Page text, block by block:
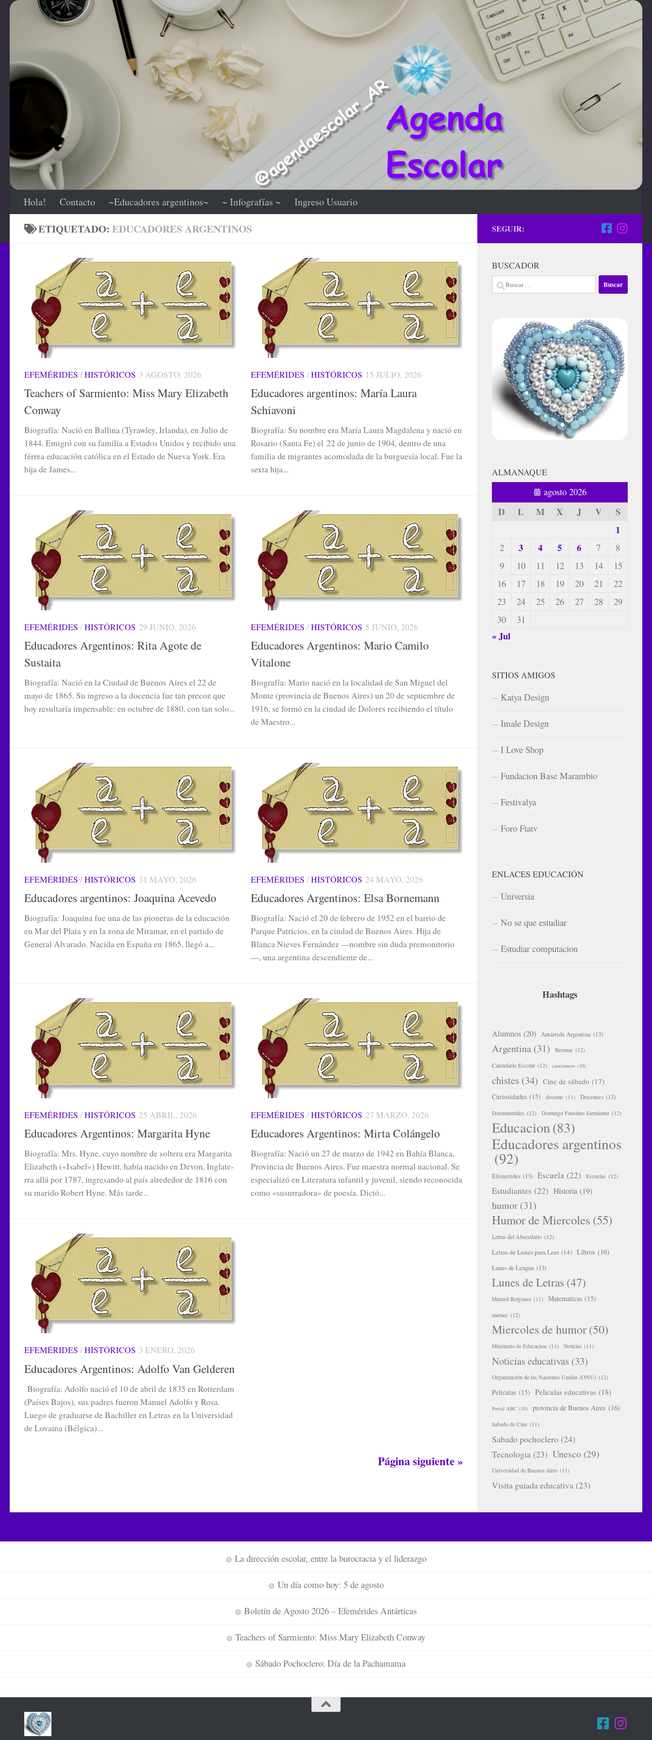
Saltar al contenido
Hola! Contacto ~Educadores argentinos~ ~ Infografías ~ Ingreso Usuario
ETIQUETADO: EDUCADORES ARGENTINOS
EFEMÉRIDES /HISTÓRICOS 3 AGOSTO, 2026
Teachers of Sarmiento: Miss Mary Elizabeth
Conway
Biografía: Nació en Ballina (Tyrawley, Irlanda), en Julio de
1844. Emigró con su familia a Estados Unidos y recibido una
férrea educación católica en el Estado de Nueva York. Era
hija de James...
EFEMÉRIDES /HISTÓRICOS 15 JULIO, 2026
Educadores argentinos: María Laura
Schiavoni
Biografía: Su nombre era María Laura Magdalena y nació en
Rosario (Santa Fe) el 22 de junio de 1904, dentro de una
familia de migrantes acomodada de la burguesía local. Fue la
sexta hija...
EFEMÉRIDES /HISTÓRICOS 29 JUNIO, 2026
Educadores Argentinos: Rita Agote de
Sustaita
Biografía: Nació en la Ciudad de Buenos Aires el 22 de
mayo de 1865. Su ingreso a la docencia fue tan precoz que
hoy resultaría impensable: en octubre de 1880, con tan solo...
EFEMÉRIDES /HISTÓRICOS 5 JUNIO, 2026
Educadores Argentinos: Mario Camilo
Vitalone
Biografía: Mario nació en la localidad de San Miguel del
Monte (provincia de Buenos Aires) un 20 de septiembre de
1916, se formó en la ciudad de Dolores recibiendo el título
de Maestro...
EFEMÉRIDES /HISTÓRICOS 31 MAYO, 2026
Educadores argentinos: Joaquina Acevedo
Biografía: Joaquina fue una de las pioneras de la educación
en Mar del Plata y en la zona de Miramar, en el partido de
General Alvarado. Nacida en España en 1865, llegó a...
EFEMÉRIDES /HISTÓRICOS 24 MAYO, 2026
Educadores Argentinos: Elsa Bornemann
Biografía: Nació el 20 de febrero de 1952 en el barrio de
Parque Patricios, en la ciudad de Buenos Aires. Hija de
Blanca Nieves Fernández —nombre sin duda premonitorio
—, una argentina descendiente de...
EFEMÉRIDES /HISTÓRICOS 25 ABRIL, 2026
Educadores Argentinos: Margarita Hyne
Biografía: Mrs. Hy­ne, cu­yo nom­bre de sol­te­ra era Margarita
Elizabeth («Isa­bel») He­witt, ha­bía na­ci­do en De­von, In­gla­te­
rra allá por 1787, in­gre­san­do al país al­re­de­dor de 1816 con
su ma­ri­do Ro­bert Hy­ne. Más tar­de...
EFEMÉRIDES /HISTÓRICOS 27 MARZO, 2026
Educadores Argentinos: Mirta Colángelo
Biografía: Nació un 27 de marzo de 1942 en Bahía Blanca,
Provincia de Buenos Aires. Fue maestra normal nacional. Se
especializó en Literatura infantil y juvenil, siendo reconocida
como «susurradora» de poesía. Dictó...
EFEMÉRIDES /HISTÓRICOS 3 ENERO, 2026
Educadores Argentinos: Adolfo Van Gelderen
Biografía: Adolfo nació el 10 de abril de 1835 en Rotterdam
(Países Bajos), sus padres fueron Manuel Adolfo y Rosa.
Luego de graduarse de Bachiller en Letras en la Universidad
de Lovaina (Bélgica)...
Página siguiente »
SEGUIR:
BUSCADOR
Buscar:
ALMANAQUE
agosto 2026
D L M X J V
S
1
2 3 4 5 6 7
8
9
10 11 12 13 14
15
16
17 18 19 20 21
22
23
24 25 26 27 28
29
30
31
« Jul
SITIOS AMIGOS
Katya Design
Imale Design
I Love Shop
Fundacion Base Marambio
Festivalya
Foro Ftatv
ENLACES EDUCACIÓN
Universia
No se que estudiar
Estudiar computacion
Hashtags
Alumnos (20) Antártida Argentina (13)
Argentina (31) Bromas (12)
Calendario Escolar (12) cancionero (10)
chistes (34) Cine de sábado (17)
Curiosidades (15) docente (11) Docentes (13)
Documentales (12) Domingo Faustino Sarmiento (12)
Educacion(83)
Educadores argentinos
(92)
Efemerides (13) Escuela (22) Escuelas (12)
Estudiantes (22) Historia (19)
humor (31)
Humor de Miercoles (55)
Letras del Abecedario (12)
Letras de Lunes para Leer (14) Libros (16)
Lunes de Lengua (13)
Lunes de Letras (47)
Manuel Belgrano (11) Matematicas (15)
memes (12)
Miercoles de humor(50)
Ministerio de Educacion (11) Noticias (11)
Noticias educativas (33)
Organización de las Naciones Unidas (ONU) (12)
Peliculas (15) Peliculas educativas (18)
Portal ABC (10) provincia de Buenos Aires (16)
Sabado de Cine (11)
Sabado pochoclero (24)
Tecnologia (23) Unesco (29)
Universidad de Buenos Aires (11)
Visita guiada educativa (23)
La dirección escolar, entre la burocracia y el liderazgo
Un día como hoy: 5 de agosto
Boletín de Agosto 2026 – Efemérides Antárticas
Teachers of Sarmiento: Miss Mary Elizabeth Conway
Sábado Pochoclero: Día de la Pachamama